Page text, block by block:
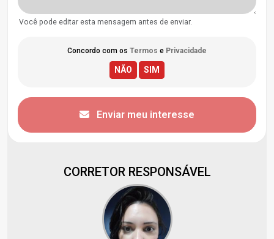
Você pode editar esta mensagem antes de enviar.
Concordo com os Termos e Privacidade
Enviar meu interesse
CORRETOR RESPONSÁVEL